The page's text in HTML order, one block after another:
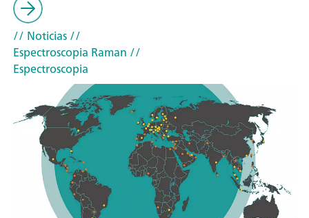
// Noticias//
Espectroscopia Raman //
Espectroscopia